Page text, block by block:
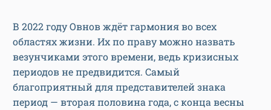
В 2022 году Овнов ждёт гармония во всех
областях жизни. Их по праву можно назвать
везунчиками этого времени, ведь кризисных
периодов не предвидится. Самый
благоприятный для представителей знака
период — вторая половина года, с конца весны